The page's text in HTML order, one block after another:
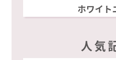
ホワイト
人気